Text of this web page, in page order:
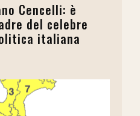
Cencelli: è
del celebre
italiana